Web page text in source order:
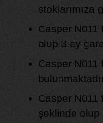
stoklarımıza
Casper N011
olup 3 ay
Casper N011
Casper N011
şeklinde olup